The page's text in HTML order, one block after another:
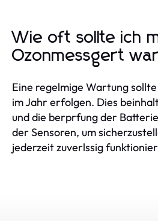
Wie oft sollte ich
Ozonmessgert
Eine regelmige Wartung
im Jahr erfolgen. Dies
und die berprfung der
der Sensoren, um
jederzeit zuverlssig